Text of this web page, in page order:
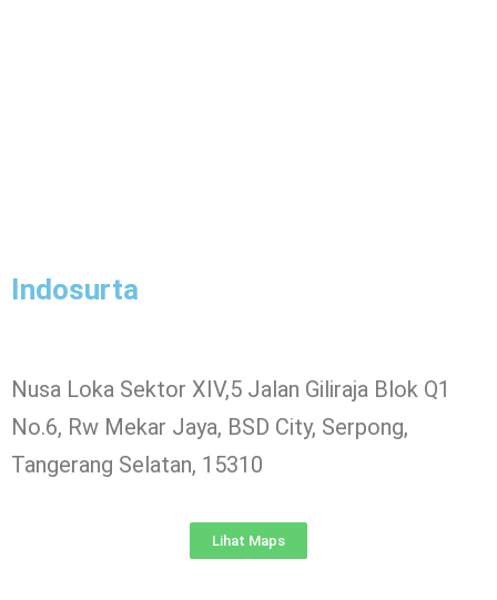
Indosurta
Nusa Loka Sektor XIV,5 Jalan Giliraja Blok Q1
No.6, Rw Mekar Jaya, BSD City, Serpong,
Tangerang Selatan, 15310
Lihat Maps